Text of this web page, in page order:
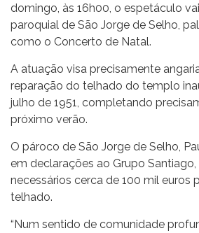
domingo, às 16h00, o espetáculo
paroquial de São Jorge de Selho,
como o Concerto de Natal.
A atuação visa precisamente
reparação do telhado do templo
julho de 1951, completando
próximo verão.
O pároco de São Jorge de Selho,
em declarações ao Grupo Santiago,
necessários cerca de 100 mil euros
telhado.
“Num sentido de comunidade